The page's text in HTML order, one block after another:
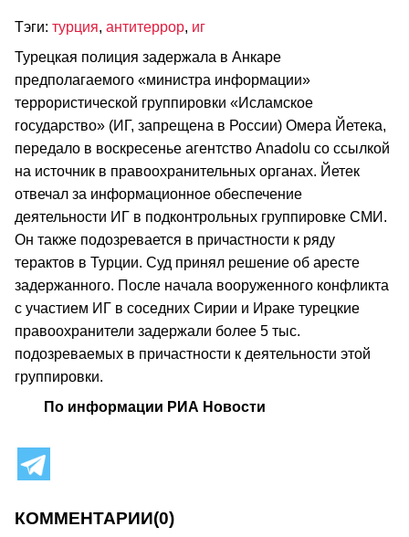
Тэги: турция, антитеррор, иг
Турецкая полиция задержала в Анкаре
предполагаемого «министра информации»
террористической группировки «Исламское
государство» (ИГ, запрещена в России) Омера Йетека,
передало в воскресенье агентство Anadolu cо ссылкой
на источник в правоохранительных органах. Йетек
отвечал за информационное обеспечение
деятельности ИГ в подконтрольных группировке СМИ.
Он также подозревается в причастности к ряду
терактов в Турции. Суд принял решение об аресте
задержанного. После начала вооруженного конфликта
с участием ИГ в соседних Сирии и Ираке турецкие
правоохранители задержали более 5 тыс.
подозреваемых в причастности к деятельности этой
группировки.
По информации РИА Новости
КОММЕНТАРИИ(0)